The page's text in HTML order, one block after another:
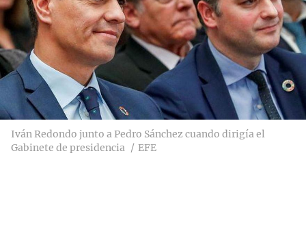
Iván Redondo junto a Pedro Sánchez cuando dirigía el
Gabinete de presidencia
EFE